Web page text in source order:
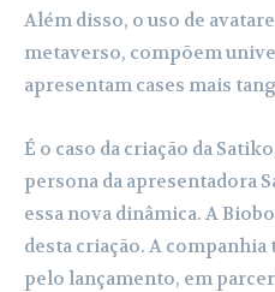
Além disso, o uso de
metaverso, compõem
apresentam cases mais
É o caso da criação da
persona da apresentadora
essa nova dinâmica. A
desta criação. A
pelo lançamento, em